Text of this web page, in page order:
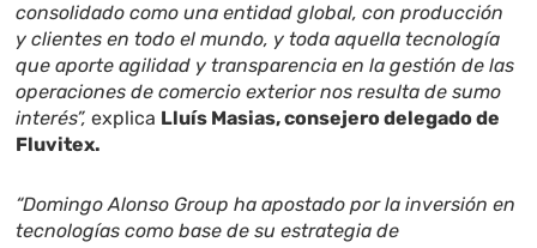
consolidado como una entidad global, con producción
y clientes en todo el mundo, y toda aquella tecnología
que aporte agilidad y transparencia en la gestión de las
operaciones de comercio exterior nos resulta de sumo
interés”, explica Lluís Masias, consejero delegado de
Fluvitex.
“Domingo Alonso Group ha apostado por la inversión en
tecnologías como base de su estrategia de